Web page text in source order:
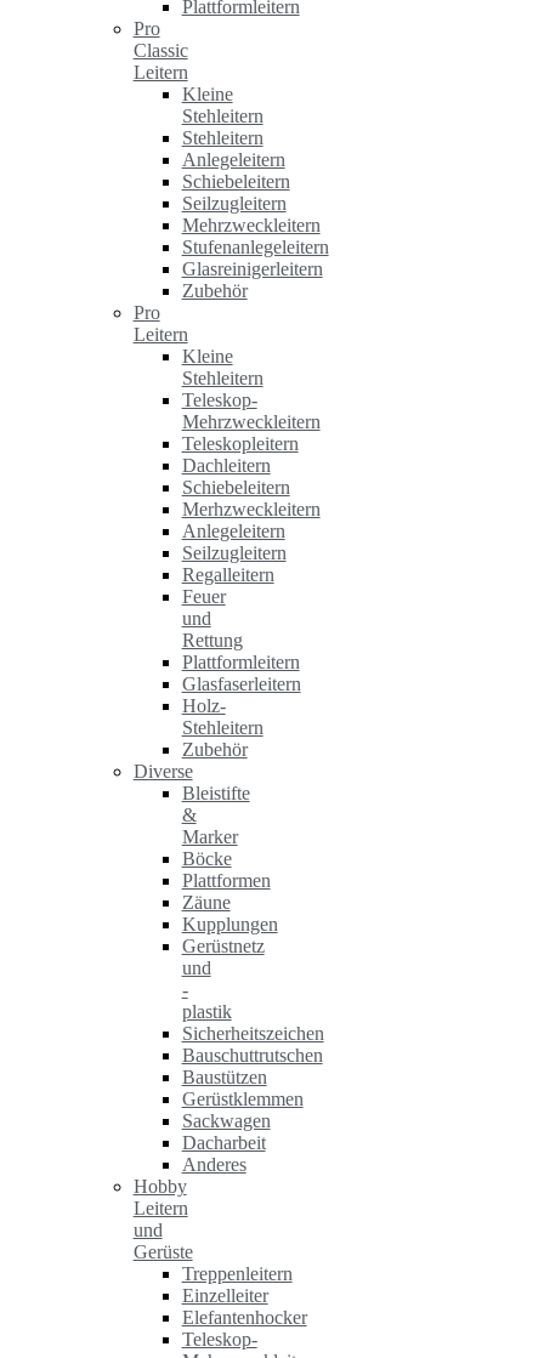
Plattformleitern
Pro
Classic
Leitern
Kleine
Stehleitern
Stehleitern
Anlegeleitern
Schiebeleitern
Seilzugleitern
Mehrzweckleitern
Stufenanlegeleitern
Glasreinigerleitern
Zubehör
Pro
Leitern
Kleine
Stehleitern
Teleskop-
Mehrzweckleitern
Teleskopleitern
Dachleitern
Schiebeleitern
Merhzweckleitern
Anlegeleitern
Seilzugleitern
Regalleitern
Feuer
und
Rettung
Plattformleitern
Glasfaserleitern
Holz-
Stehleitern
Zubehör
Diverse
Bleistifte
&
Marker
Böcke
Plattformen
Zäune
Kupplungen
Gerüstnetz
und
-
plastik
Sicherheitszeichen
Bauschuttrutschen
Baustützen
Gerüstklemmen
Sackwagen
Dacharbeit
Anderes
Hobby
Leitern
und
Gerüste
Treppenleitern
Einzelleiter
Elefantenhocker
Teleskop-